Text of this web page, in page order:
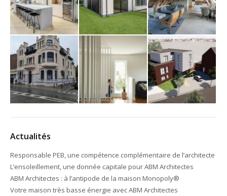
Actualités
Responsable PEB, une compétence complémentaire de l’architecte
L’ensoleillement, une donnée capitale pour ABM Architectes
ABM Architectes : à l’antipode de la maison Monopoly®
Votre maison très basse énergie avec ABM Architectes